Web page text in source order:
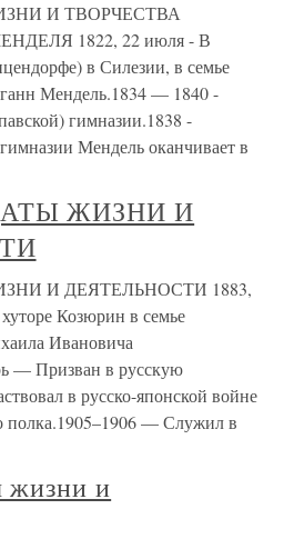
И ТВОРЧЕСТВА
1822, 22 июля - В
в Силезии, в семье
Мендель.1834 — 1840 -
гимназии.1838 -
Мендель оканчивает в
ЖИЗНИ И
И ДЕЯТЕЛЬНОСТИ 1883,
Козюрин в семье
Ивановича
— Призван в русскую
в русско-японской войне
полка.1905–1906 — Служил в
жизни и